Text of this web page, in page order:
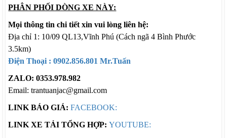
PHÂN PHỐI DÒNG XE NÀY:
Mọi thông tin chi tiết xin vui lòng liên hệ:
Địa chỉ 1: 10/09 QL13,Vĩnh Phú (Cách ngã 4 Bình Phước
3.5km)
Điện Thoại :0902.856.801 Mr.Tuấn
ZALO: 0353.978.982
Email: trantuanjac@gmail.com
LINK BÁO GIÁ: FACEBOOK:
LINK XE TẢI TỔNG HỢP: YOUTUBE: